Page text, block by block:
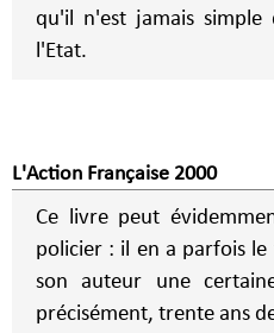
qu'il n'est jamais
l'Etat.
L'Action Française 2000
Ce livre peut
policier : il en a parfois
son auteur une
précisément, trente ans